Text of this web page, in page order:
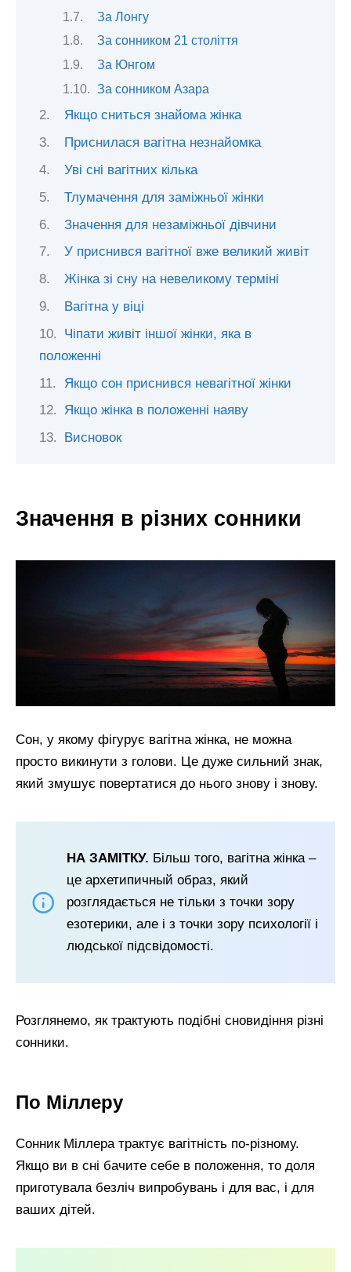
За Лонгу
За сонником 21 століття
За Юнгом
За сонником Азара
Якщо сниться знайома жінка
Приснилася вагітна незнайомка
Уві сні вагітних кілька
Тлумачення для заміжньої жінки
Значення для незаміжньої дівчини
У приснився вагітної вже великий живіт
Жінка зі сну на невеликому терміні
Вагітна у віці
Чіпати живіт іншої жінки, яка в
положенні
Якщо сон приснився невагітної жінки
Якщо жінка в положенні наяву
Висновок
Значення в різних сонники
Сон, у якому фігурує вагітна жінка, не можна
просто викинути з голови. Це дуже сильний знак,
який змушує повертатися до нього знову і знову.
НА ЗАМІТКУ. Більш того, вагітна жінка –
це архетипичный образ, який
розглядається не тільки з точки зору
езотерики, але і з точки зору психології і
людської підсвідомості.
Розглянемо, як трактують подібні сновидіння різні
сонники.
По Міллеру
Сонник Міллера трактує вагітність по-різному.
Якщо ви в сні бачите себе в положення, то доля
приготувала безліч випробувань і для вас, і для
ваших дітей.